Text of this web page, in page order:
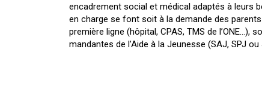
encadrement social et médical adaptés à leurs
en charge se font soit à la demande des
première ligne (hôpital, CPAS, TMS de l’ONE…),
mandantes de l’Aide à la Jeunesse (SAJ, SPJ